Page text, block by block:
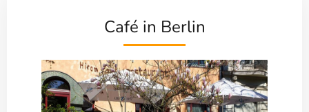
Café in Berlin